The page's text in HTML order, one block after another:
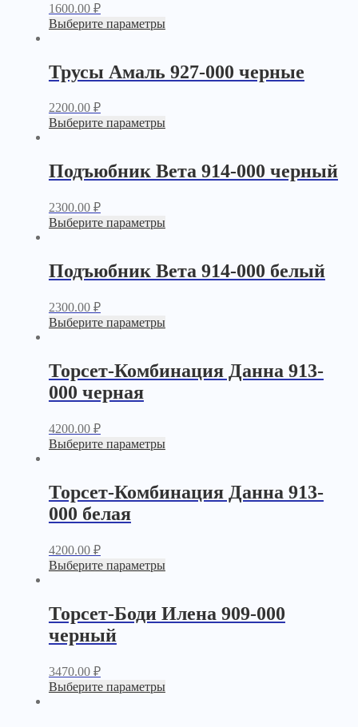
1600.00 ₽
Выберите параметры
Трусы Амаль 927-000 черные
2200.00 ₽
Выберите параметры
Подъюбник Вета 914-000 черный
2300.00 ₽
Выберите параметры
Подъюбник Вета 914-000 белый
2300.00 ₽
Выберите параметры
Торсет-Комбинация Данна 913-
000 черная
4200.00 ₽
Выберите параметры
Торсет-Комбинация Данна 913-
000 белая
4200.00 ₽
Выберите параметры
Торсет-Боди Илена 909-000
черный
3470.00 ₽
Выберите параметры